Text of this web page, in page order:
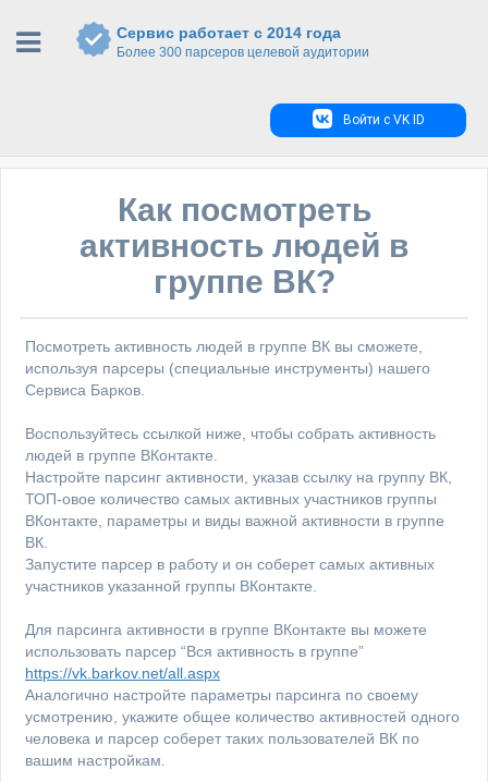
Сервис работает с 2014 года
Более 300 парсеров целевой аудитории
Войти с VK ID
Как посмотреть
активность людей в
группе ВК?
Посмотреть активность людей в группе ВК вы сможете,
используя парсеры (специальные инструменты) нашего
Сервиса Барков.
Воспользуйтесь ссылкой ниже, чтобы собрать активность
людей в группе ВКонтакте.
Настройте парсинг активности, указав ссылку на группу ВК,
ТОП-овое количество самых активных участников группы
ВКонтакте, параметры и виды важной активности в группе
ВК.
Запустите парсер в работу и он соберет самых активных
участников указанной группы ВКонтакте.
Для парсинга активности в группе ВКонтакте вы можете
использовать парсер “Вся активность в группе”
https://vk.barkov.net/all.aspx
Аналогично настройте параметры парсинга по своему
усмотрению, укажите общее количество активностей одного
человека и парсер соберет таких пользователей ВК по
вашим настройкам.